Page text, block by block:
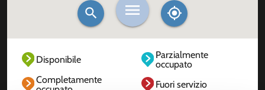
Disponibile
Parzialmente
occupato
Completamente
Fuori servizio